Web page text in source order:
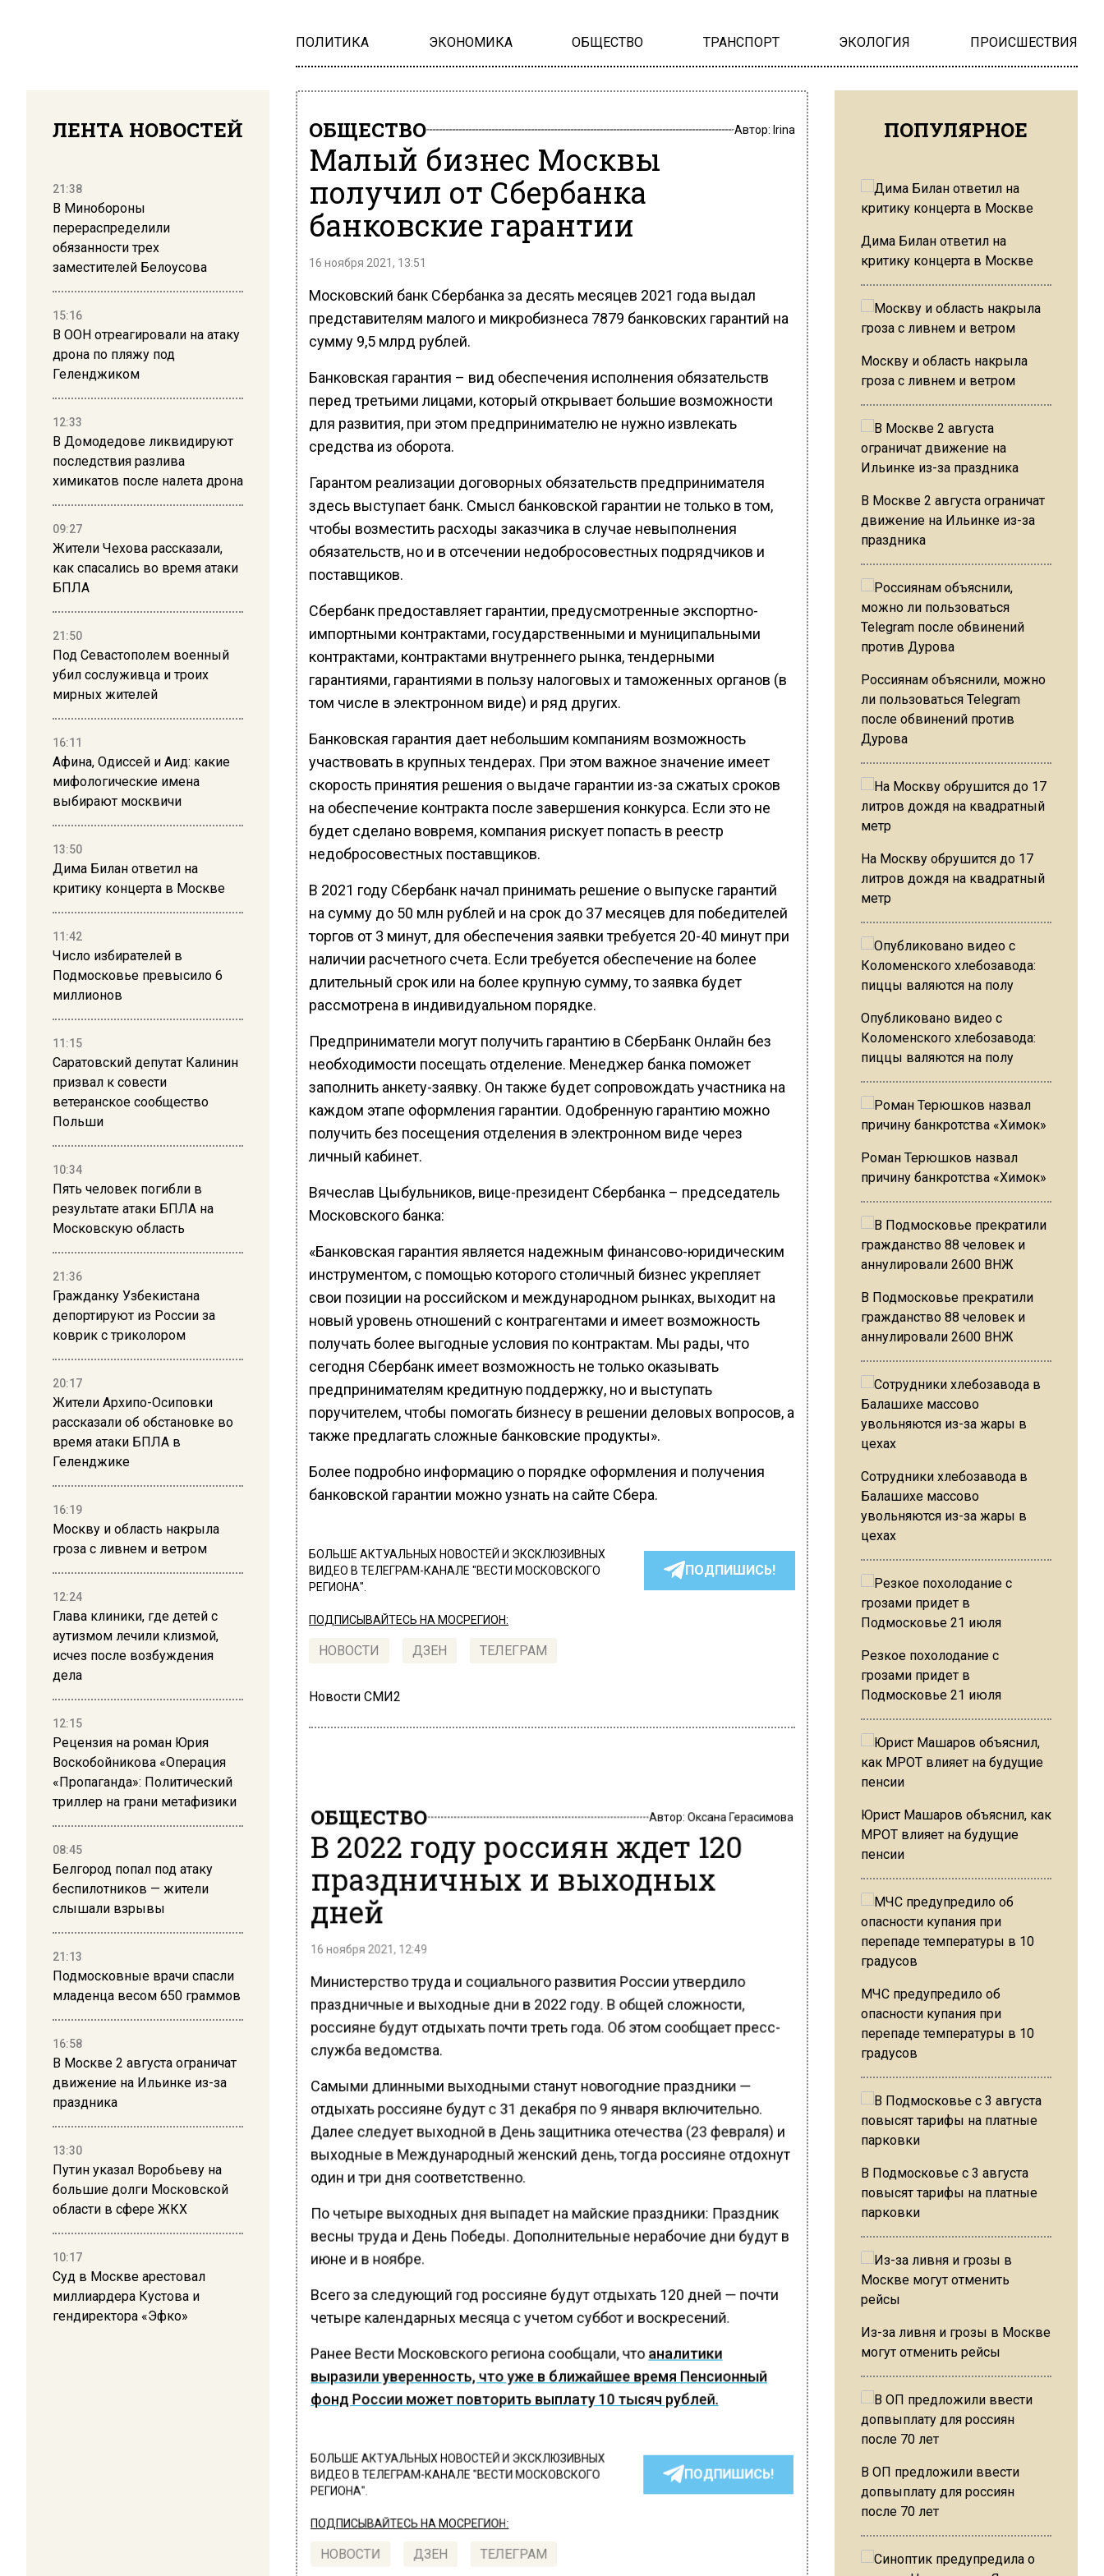
ПОЛИТИКА ЭКОНОМИКА ОБЩЕСТВО ТРАНСПОРТ ЭКОЛОГИЯ ПРОИСШЕСТВИЯ
ЛЕНТА НОВОСТЕЙ
21:38
В Минобороны
перераспределили
обязанности трех
заместителей Белоусова
15:16
В ООН отреагировали на атаку
дрона по пляжу под
Геленджиком
12:33
В Домодедове ликвидируют
последствия разлива
химикатов после налета дрона
09:27
Жители Чехова рассказали,
как спасались во время атаки
БПЛА
21:50
Под Севастополем военный
убил сослуживца и троих
мирных жителей
16:11
Афина, Одиссей и Аид: какие
мифологические имена
выбирают москвичи
13:50
Дима Билан ответил на
критику концерта в Москве
11:42
Число избирателей в
Подмосковье превысило 6
миллионов
11:15
Саратовский депутат Калинин
призвал к совести
ветеранское сообщество
Польши
10:34
Пять человек погибли в
результате атаки БПЛА на
Московскую область
21:36
Гражданку Узбекистана
депортируют из России за
коврик с триколором
20:17
Жители Архипо-Осиповки
рассказали об обстановке во
время атаки БПЛА в
Геленджике
16:19
Москву и область накрыла
гроза с ливнем и ветром
12:24
Глава клиники, где детей с
аутизмом лечили клизмой,
исчез после возбуждения
дела
12:15
Рецензия на роман Юрия
Воскобойникова «Операция
«Пропаганда»: Политический
триллер на грани метафизики
08:45
Белгород попал под атаку
беспилотников — жители
слышали взрывы
21:13
Подмосковные врачи спасли
младенца весом 650 граммов
16:58
В Москве 2 августа ограничат
движение на Ильинке из-за
праздника
13:30
Путин указал Воробьеву на
большие долги Московской
области в сфере ЖКХ
10:17
Суд в Москве арестовал
миллиардера Кустова и
гендиректора «Эфко»
ОБЩЕСТВО Автор: Irina
Малый бизнес Москвы
получил от Сбербанка
банковские гарантии
16 ноября 2021, 13:51
Московский банк Сбербанка за десять месяцев 2021 года выдал
представителям малого и микробизнеса 7879 банковских гарантий на
сумму 9,5 млрд рублей.
Банковская гарантия – вид обеспечения исполнения обязательств
перед третьими лицами, который открывает большие возможности
для развития, при этом предпринимателю не нужно извлекать
средства из оборота.
Гарантом реализации договорных обязательств предпринимателя
здесь выступает банк. Смысл банковской гарантии не только в том,
чтобы возместить расходы заказчика в случае невыполнения
обязательств, но и в отсечении недобросовестных подрядчиков и
поставщиков.
Сбербанк предоставляет гарантии, предусмотренные экспортно-
импортными контрактами, государственными и муниципальными
контрактами, контрактами внутреннего рынка, тендерными
гарантиями, гарантиями в пользу налоговых и таможенных органов (в
том числе в электронном виде) и ряд других.
Банковская гарантия дает небольшим компаниям возможность
участвовать в крупных тендерах. При этом важное значение имеет
скорость принятия решения о выдаче гарантии из-за сжатых сроков
на обеспечение контракта после завершения конкурса. Если это не
будет сделано вовремя, компания рискует попасть в реестр
недобросовестных поставщиков.
В 2021 году Сбербанк начал принимать решение о выпуске гарантий
на сумму до 50 млн рублей и на срок до 37 месяцев для победителей
торгов от 3 минут, для обеспечения заявки требуется 20-40 минут при
наличии расчетного счета. Если требуется обеспечение на более
длительный срок или на более крупную сумму, то заявка будет
рассмотрена в индивидуальном порядке.
Предприниматели могут получить гарантию в СберБанк Онлайн без
необходимости посещать отделение. Менеджер банка поможет
заполнить анкету-заявку. Он также будет сопровождать участника на
каждом этапе оформления гарантии. Одобренную гарантию можно
получить без посещения отделения в электронном виде через
личный кабинет.
Вячеслав Цыбульников, вице-президент Сбербанка – председатель
Московского банка:
«Банковская гарантия является надежным финансово-юридическим
инструментом, с помощью которого столичный бизнес укрепляет
свои позиции на российском и международном рынках, выходит на
новый уровень отношений с контрагентами и имеет возможность
получать более выгодные условия по контрактам. Мы рады, что
сегодня Сбербанк имеет возможность не только оказывать
предпринимателям кредитную поддержку, но и выступать
поручителем, чтобы помогать бизнесу в решении деловых вопросов, а
также предлагать сложные банковские продукты».
Более подробно информацию о порядке оформления и получения
банковской гарантии можно узнать на сайте Сбера.
БОЛЬШЕ АКТУАЛЬНЫХ НОВОСТЕЙ И ЭКСКЛЮЗИВНЫХ
ВИДЕО В ТЕЛЕГРАМ-КАНАЛЕ "ВЕСТИ МОСКОВСКОГО
РЕГИОНА".
ПОДПИШИСЬ!
ПОДПИСЫВАЙТЕСЬ НА МОСРЕГИОН:
НОВОСТИ ДЗЕН ТЕЛЕГРАМ
Новости СМИ2
ОБЩЕСТВО Автор:Оксана Герасимова
В 2022 году россиян ждет 120
праздничных и выходных
дней
16 ноября 2021, 12:49
Министерство труда и социального развития России утвердило
праздничные и выходные дни в 2022 году. В общей сложности,
россияне будут отдыхать почти треть года. Об этом сообщает пресс-
служба ведомства.
Самыми длинными выходными станут новогодние праздники —
отдыхать россияне будут с 31 декабря по 9 января включительно.
Далее следует выходной в День защитника отечества (23 февраля) и
выходные в Международный женский день, тогда россияне отдохнут
один и три дня соответственно.
По четыре выходных дня выпадет на майские праздники: Праздник
весны труда и День Победы. Дополнительные нерабочие дни будут в
июне и в ноябре.
Всего за следующий год россияне будут отдыхать 120 дней — почти
четыре календарных месяца с учетом суббот и воскресений.
Ранее Вести Московского региона сообщали, чтоаналитики
выразили уверенность, что уже в ближайшее время Пенсионный
фонд России может повторить выплату 10 тысяч рублей.
БОЛЬШЕ АКТУАЛЬНЫХ НОВОСТЕЙ И ЭКСКЛЮЗИВНЫХ
ВИДЕО В ТЕЛЕГРАМ-КАНАЛЕ "ВЕСТИ МОСКОВСКОГО
РЕГИОНА".
ПОДПИШИСЬ!
ПОДПИСЫВАЙТЕСЬ НА МОСРЕГИОН:
НОВОСТИ ДЗЕН ТЕЛЕГРАМ
ПОПУЛЯРНОЕ
Дима Билан ответил на
критику концерта в Москве
Москву и область накрыла
гроза с ливнем и ветром
В Москве 2 августа ограничат
движение на Ильинке из-за
праздника
Россиянам объяснили, можно
ли пользоваться Telegram
после обвинений против
Дурова
На Москву обрушится до 17
литров дождя на квадратный
метр
Опубликовано видео с
Коломенского хлебозавода:
пиццы валяются на полу
Роман Терюшков назвал
причину банкротства «Химок»
В Подмосковье прекратили
гражданство 88 человек и
аннулировали 2600 ВНЖ
Сотрудники хлебозавода в
Балашихе массово
увольняются из-за жары в
цехах
Резкое похолодание с
грозами придет в
Подмосковье 21 июля
Юрист Машаров объяснил, как
МРОТ влияет на будущие
пенсии
МЧС предупредило об
опасности купания при
перепаде температуры в 10
градусов
В Подмосковье с 3 августа
повысят тарифы на платные
парковки
Из-за ливня и грозы в Москве
могут отменить рейсы
В ОП предложили ввести
допвыплату для россиян
после 70 лет